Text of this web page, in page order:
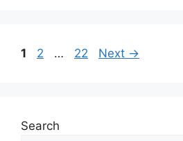
1 2 … 22 Next →
Search